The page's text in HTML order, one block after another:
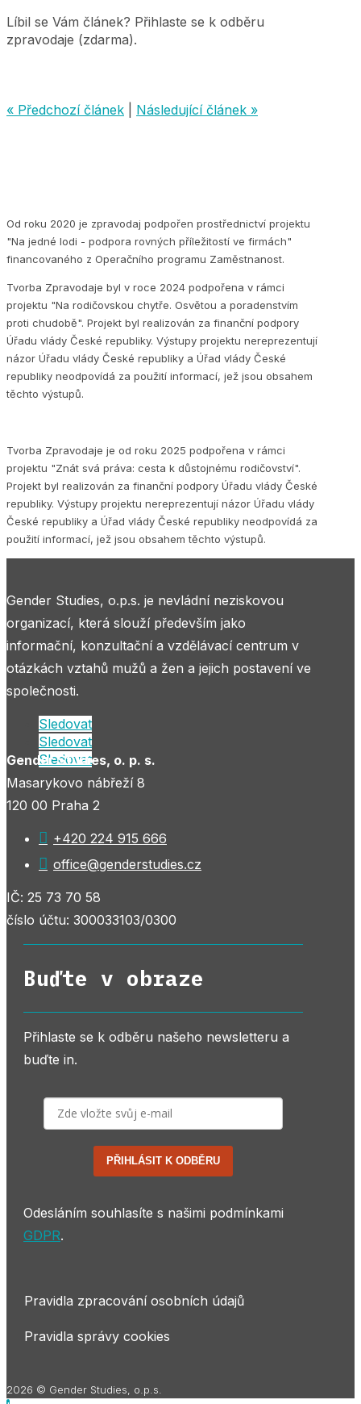
Líbil se Vám článek? Přihlaste se k odběru
zpravodaje (zdarma).
« Předchozí článek Následující článek »
Od roku 2020 je zpravodaj podpořen prostřednictví projektu
"Na jedné lodi - podpora rovných příležitostí ve firmách"
financovaného z Operačního programu Zaměstnanost.
Tvorba Zpravodaje byl v roce 2024 podpořena v rámci
projektu "Na rodičovskou chytře. Osvětou a poradenstvím
proti chudobě". Projekt byl realizován za finanční podpory
Úřadu vlády České republiky. Výstupy projektu nereprezentují
názor Úřadu vlády České republiky a Úřad vlády České
republiky neodpovídá za použití informací, jež jsou obsahem
těchto výstupů.
Tvorba Zpravodaje je od roku 2025 podpořena v rámci
projektu "Znát svá práva: cesta k důstojnému rodičovství".
Projekt byl realizován za finanční podpory Úřadu vlády České
republiky. Výstupy projektu nereprezentují názor Úřadu vlády
České republiky a Úřad vlády České republiky neodpovídá za
použití informací, jež jsou obsahem těchto výstupů.
Gender Studies, o.p.s. je nevládní neziskovou
organizací, která slouží především jako
informační, konzultační a vzdělávací centrum v
otázkách vztahů mužů a žen a jejich postavení ve
společnosti.
Sledovat
Sledovat
Sledovat
Gender Studies, o. p. s.
Masarykovo nábřeží 8
120 00 Praha 2
 +420 224 915 666
 office@genderstudies.cz
IČ: 25 73 70 58
číslo účtu: 300033103/0300
Buďte v obraze
Přihlaste se k odběru našeho newsletteru a
buďte in.
PŘIHLÁSIT K ODBĚRU
Odesláním souhlasíte s našimi podmínkami
GDPR.
Pravidla zpracování osobních údajů
Pravidla správy cookies
2026 © Gender Studies, o.p.s.